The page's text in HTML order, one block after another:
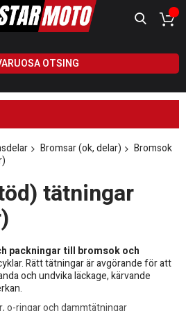
OTSING
Bromsar (ok, delar)
Bromsok
tätningar
packningar till bromsok och
Rätt tätningar är avgörande för att
och undvika läckage, kärvande
o-ringar och dammtätningar